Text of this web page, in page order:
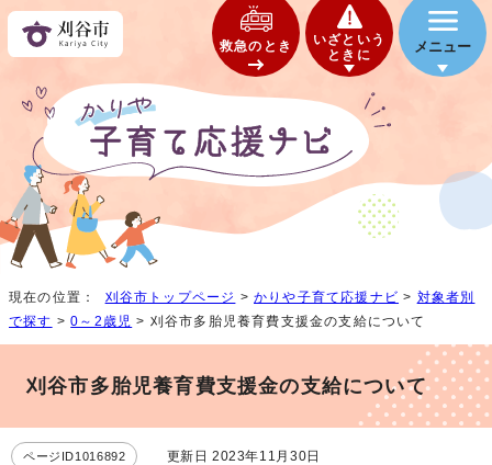
救急のとき
いざという
ときに
メニュー
現在の位置： 刈谷市トップページ >かりや子育て応援ナビ > 対象者別
で探す >0～2歳児 > 刈谷市多胎児養育費支援金の支給について
刈谷市多胎児養育費支援金の支給について
ページID1016892 更新日 2023年11月30日